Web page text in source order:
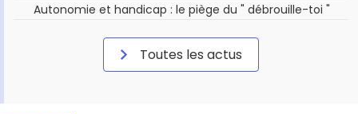
Autonomie et handicap : le piège du " débrouille-toi "
Toutes les actus